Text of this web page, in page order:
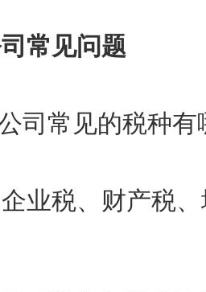
常见问题
司常见的税种有
业税、财产税